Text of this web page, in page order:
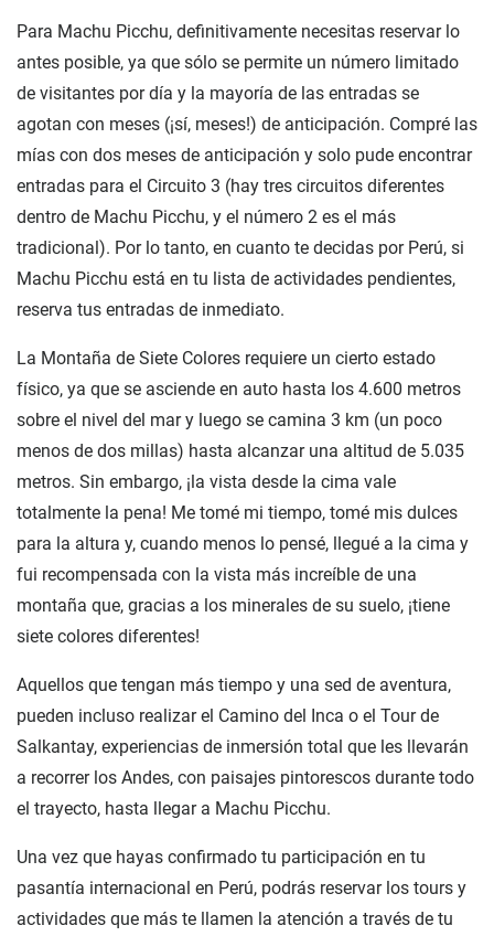
Para Machu Picchu, definitivamente necesitas reservar lo
antes posible, ya que sólo se permite un número limitado
de visitantes por día y la mayoría de las entradas se
agotan con meses (¡sí, meses!) de anticipación. Compré las
mías con dos meses de anticipación y solo pude encontrar
entradas para el Circuito 3 (hay tres circuitos diferentes
dentro de Machu Picchu, y el número 2 es el más
tradicional). Por lo tanto, en cuanto te decidas por Perú, si
Machu Picchu está en tu lista de actividades pendientes,
reserva tus entradas de inmediato.
La Montaña de Siete Colores requiere un cierto estado
físico, ya que se asciende en auto hasta los 4.600 metros
sobre el nivel del mar y luego se camina 3 km (un poco
menos de dos millas) hasta alcanzar una altitud de 5.035
metros. Sin embargo, ¡la vista desde la cima vale
totalmente la pena! Me tomé mi tiempo, tomé mis dulces
para la altura y, cuando menos lo pensé, llegué a la cima y
fui recompensada con la vista más increíble de una
montaña que, gracias a los minerales de su suelo, ¡tiene
siete colores diferentes!
Aquellos que tengan más tiempo y una sed de aventura,
pueden incluso realizar el Camino del Inca o el Tour de
Salkantay, experiencias de inmersión total que les llevarán
a recorrer los Andes, con paisajes pintorescos durante todo
el trayecto, hasta llegar a Machu Picchu.
Una vez que hayas confirmado tu participación en tu
pasantía internacional en Perú, podrás reservar los tours y
actividades que más te llamen la atención a través de tu